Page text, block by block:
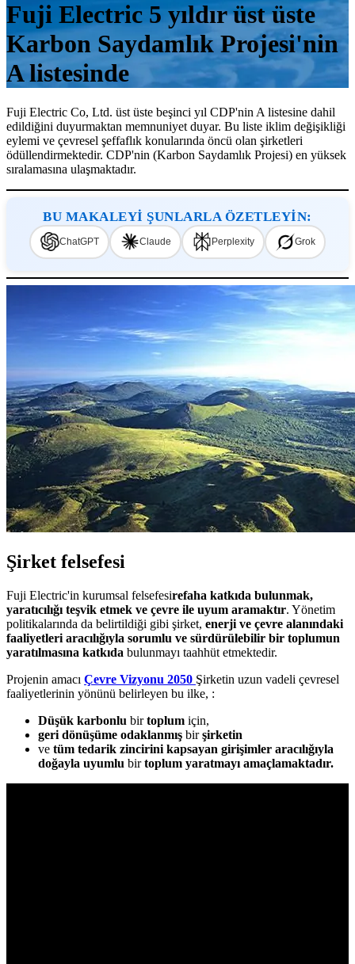
Fuji Electric 5 yıldır üst üste
Karbon Saydamlık Projesi'nin
A listesinde
Fuji Electric Co, Ltd. üst üste beşinci yıl CDP'nin A listesine dahil
edildiğini duyurmaktan memnuniyet duyar. Bu liste iklim değişikliği
eylemi ve çevresel şeffaflık konularında öncü olan şirketleri
ödüllendirmektedir. CDP'nin (Karbon Saydamlık Projesi) en yüksek
sıralamasına ulaşmaktadır.
BU MAKALEYİ ŞUNLARLA ÖZETLEYİN:
ChatGPT Claude Perplexity Grok
Şirket felsefesi
Fuji Electric'in kurumsal felsefesirefaha katkıda bulunmak,
yaratıcılığı teşvik etmek ve çevre ile uyum aramaktır. Yönetim
politikalarında da belirtildiği gibi şirket, enerji ve çevre alanındaki
faaliyetleri aracılığıyla sorumlu ve sürdürülebilir bir toplumun
yaratılmasına katkıda bulunmayı taahhüt etmektedir.
Projenin amacı Çevre Vizyonu 2050 Şirketin uzun vadeli çevresel
faaliyetlerinin yönünü belirleyen bu ilke, :
Düşük karbonlu birtoplum için,
geri dönüşüme odaklanmış birşirketin
ve tüm tedarik zincirini kapsayan girişimler aracılığıyla
doğayla uyumlu birtoplum yaratmayı amaçlamaktadır.